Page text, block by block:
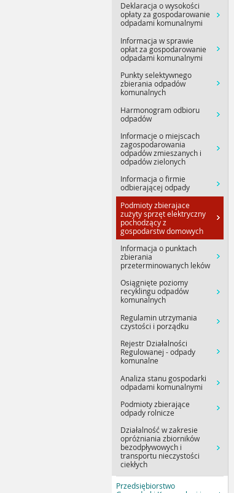
Deklaracja o wysokości
opłaty za gospodarowanie
odpadami komunalnymi
Informacja w sprawie
opłat za gospodarowanie
odpadami komunalnymi
Punkty selektywnego
zbierania odpadów
komunalnych
Harmonogram odbioru
odpadów
Informacje o miejscach
zagospodarowania
odpadów zmieszanych i
odpadów zielonych
Informacja o firmie
odbierającej odpady
Podmioty zbierajace
zużyty sprzęt elektryczny
pochodzący z
gospodarstw domowych
Informacja o punktach
zbierania
przeterminowanych leków
Osiągnięte poziomy
recyklingu odpadów
komunalnych
Regulamin utrzymania
czystości i porządku
Rejestr Działalności
Regulowanej - odpady
komunalne
Analiza stanu gospodarki
odpadami komunalnymi
Podmioty zbierające
odpady rolnicze
Działalność w zakresie
opróżniania zbiorników
bezodpływowych i
transportu nieczystości
ciekłych
Przedsiębiorstwo